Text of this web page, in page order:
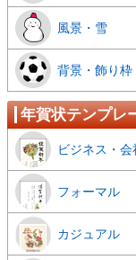
風景・雪
背景・飾り枠
年賀状テンプレ
ビジネス・会
フォーマル
カジュアル